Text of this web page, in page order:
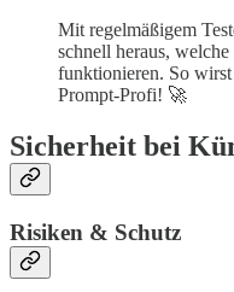
Mit regelmäßigem
schnell heraus,
funktionieren. So
Prompt-Profi! 🚀
Sicherheit bei
Risiken & Schutz